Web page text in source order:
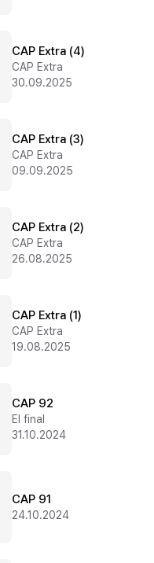
CAP Extra (4)
CAP Extra
30.09.2025
CAP Extra (3)
CAP Extra
09.09.2025
CAP Extra (2)
CAP Extra
26.08.2025
CAP Extra (1)
CAP Extra
19.08.2025
CAP 92
El final
31.10.2024
CAP 91
24.10.2024